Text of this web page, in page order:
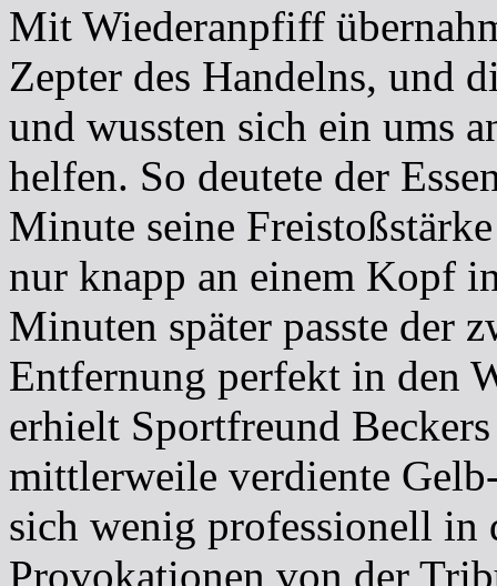
Mit Wiederanpfiff
Zepter des Handelns, und
und wussten sich ein ums
helfen. So deutete der
Minute seine
nur knapp an einem Kopf
Minuten später passte der
Entfernung perfekt in den
erhielt Sportfreund
mittlerweile verdiente
sich wenig professionell in
Provokationen von der